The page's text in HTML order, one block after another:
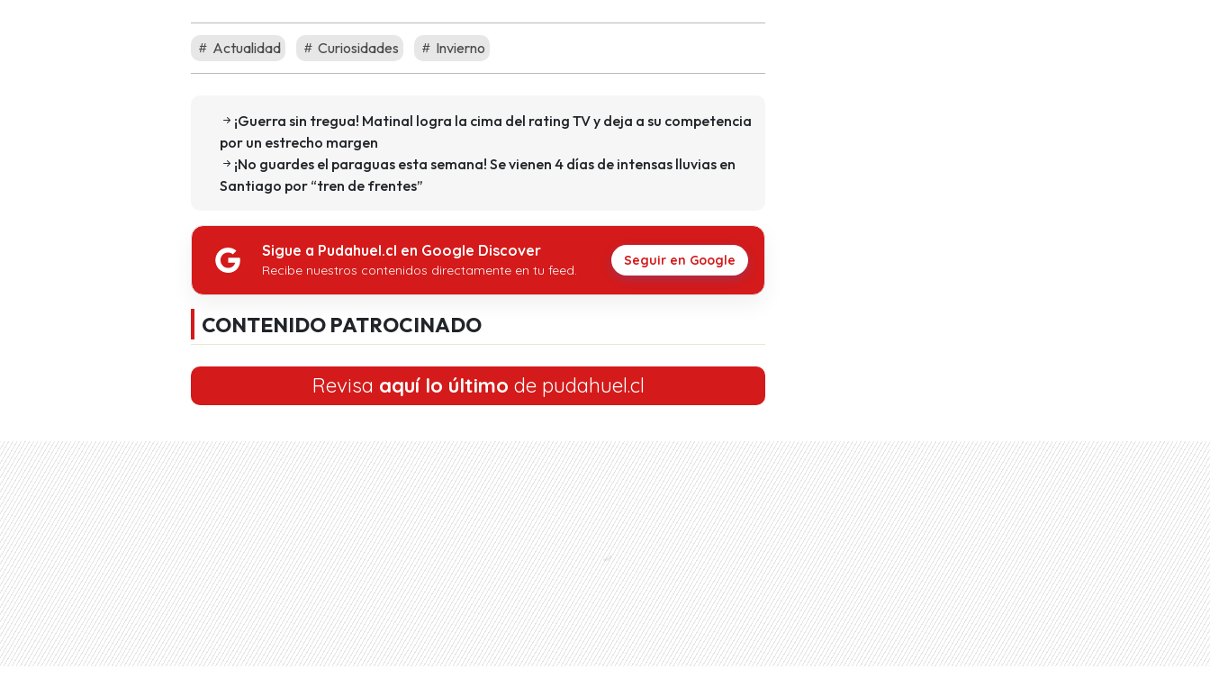
Actualidad Curiosidades Invierno
¡Guerra sin tregua! Matinal logra la cima del rating TV y deja a su competencia
por un estrecho margen
¡No guardes el paraguas esta semana! Se vienen 4 días de intensas lluvias en
Santiago por “tren de frentes”
Sigue a Pudahuel.cl en Google Discover
Recibe nuestros contenidos directamente en tu feed.
Seguir en Google
CONTENIDO PATROCINADO
Revisa aquí lo último de pudahuel.cl